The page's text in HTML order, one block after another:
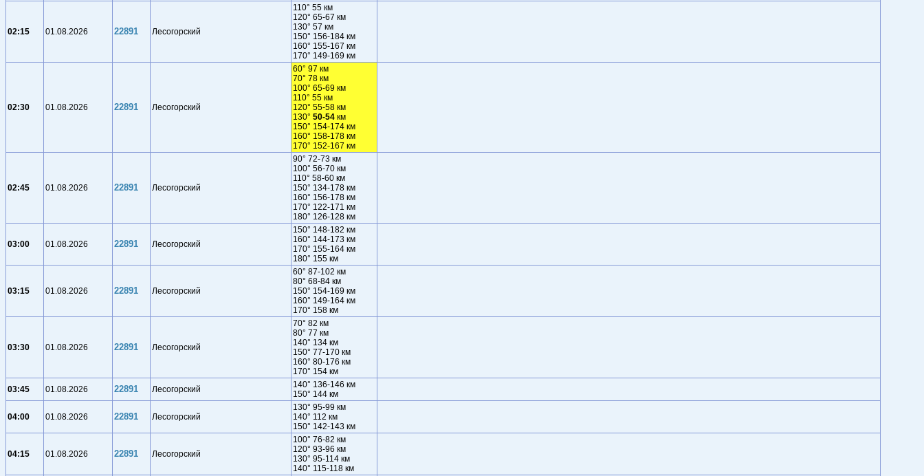
02:15 01.08.2026 22891 Лесогорский
110° 55 км
120° 65-67 км
130° 57 км
150° 156-184 км
160° 155-167 км
170° 149-169 км
02:30 01.08.2026 22891 Лесогорский
60° 97 км
70° 78 км
100° 65-69 км
110° 55 км
120° 55-58 км
130° 50-54 км
150° 154-174 км
160° 158-178 км
170° 152-167 км
02:45 01.08.2026 22891 Лесогорский
90° 72-73 км
100° 56-70 км
110° 58-60 км
150° 134-178 км
160° 156-178 км
170° 122-171 км
180° 126-128 км
03:00 01.08.2026 22891 Лесогорский
150° 148-182 км
160° 144-173 км
170° 155-164 км
180° 155 км
03:15 01.08.2026 22891 Лесогорский
60° 87-102 км
80° 68-84 км
150° 154-169 км
160° 149-164 км
170° 158 км
03:30 01.08.2026 22891 Лесогорский
70° 82 км
80° 77 км
140° 134 км
150° 77-170 км
160° 80-176 км
170° 154 км
03:45
01.08.2026 22891 Лесогорский
140° 136-146 км
150° 144 км
04:00 01.08.2026 22891 Лесогорский
130° 95-99 км
140° 112 км
150° 142-143 км
04:15 01.08.2026 22891 Лесогорский
100° 76-82 км
120° 93-96 км
130° 95-114 км
140° 115-118 км